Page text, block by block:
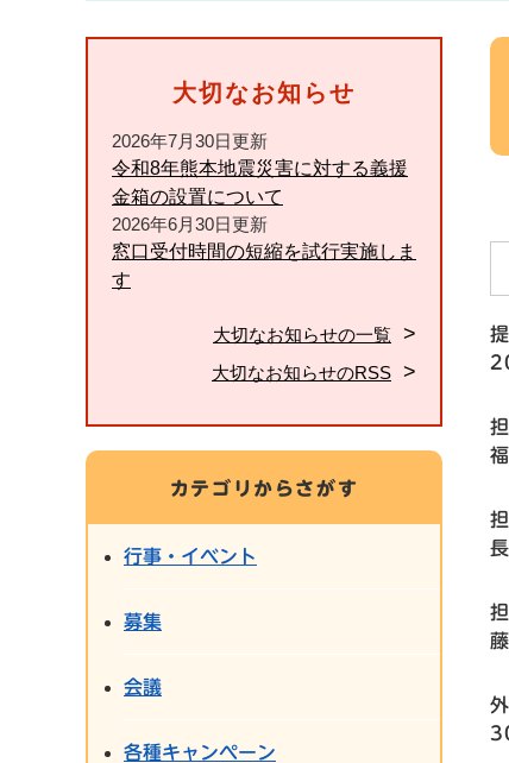
本
大切なお知らせ
2026年7月30日更新
令和8年熊本地震災害に対する義援
金箱の設置について
2026年6月30日更新
窓口受付時間の短縮を試行実施しま
す
大切なお知らせの一覧
大切なお知らせのRSS
カテゴリからさがす
行事・イベント
募集
会議
各種キャンペーン